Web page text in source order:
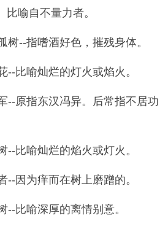
喻自不量力者。
--指嗜酒好色，摧残身体。
喻灿烂的灯火或焰火。
原指东汉冯异。后常指不居功
喻灿烂的焰火或灯火。
为痒而在树上磨蹭的。
喻深厚的离情别意。